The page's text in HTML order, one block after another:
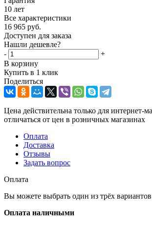
10 лет
Все характеристики
16 965 руб.
Доступен для заказа
Нашли дешевле?
-
+
В корзину
Купить в 1 клик
Поделиться
Цена действительна только для интернет-
отличаться от цен в розничных магазинах
Оплата
Доставка
Отзывы
Задать вопрос
Оплата
Вы можете выбрать один из трёх
Оплата наличными